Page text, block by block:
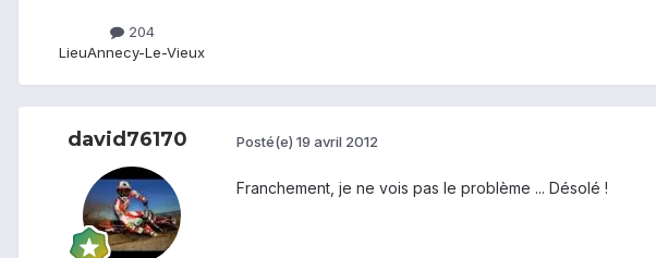
204
LieuAnnecy-Le-Vieux
david76170 Posté(e) 19 avril 2012
Franchement, je ne vois pas le problème ... Désolé !